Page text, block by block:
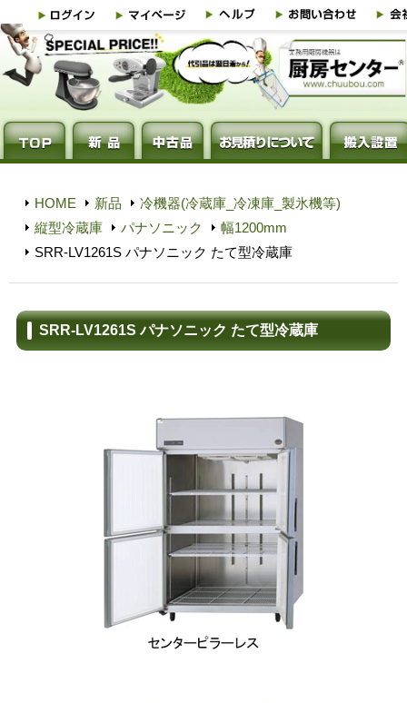
HOME 新品
冷機器(冷蔵庫_冷凍庫_製氷機等)
縦型冷蔵庫
パナソニック
幅1200mm
SRR-LV1261S パナソニック たて型冷蔵庫
SRR-LV1261S パナソニック たて型冷蔵庫